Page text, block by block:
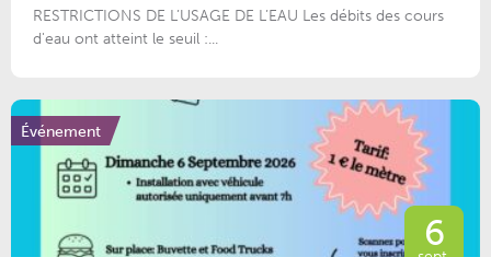
RESTRICTIONS DE L’USAGE DE L’EAU Les débits des cours
d'eau ont atteint le seuil :...
Événement
6